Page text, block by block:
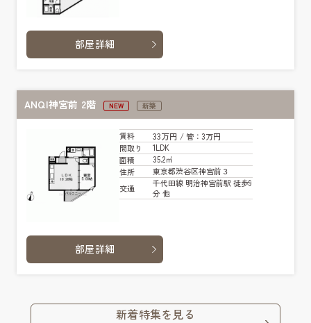
部屋詳細
ANQI神宮前 2階 NEW 新築
賃料 33万円 / 管：3万円
間取り
1LDK
面積
35.2㎡
住所
東京都渋谷区神宮前３
交通
千代田線 明治神宮前駅 徒歩9
分 他
部屋詳細
新着特集を見る